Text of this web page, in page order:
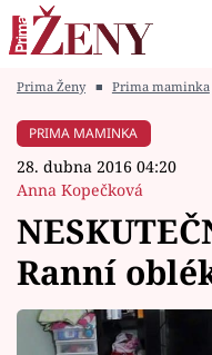
Módní alarm
Zrádci
Témata
Celebrity
Prima Ženy ■ Prima maminka
PRIMA MAMINKA
28. dubna 2016 04:20
Anna Kopečková
Ranní